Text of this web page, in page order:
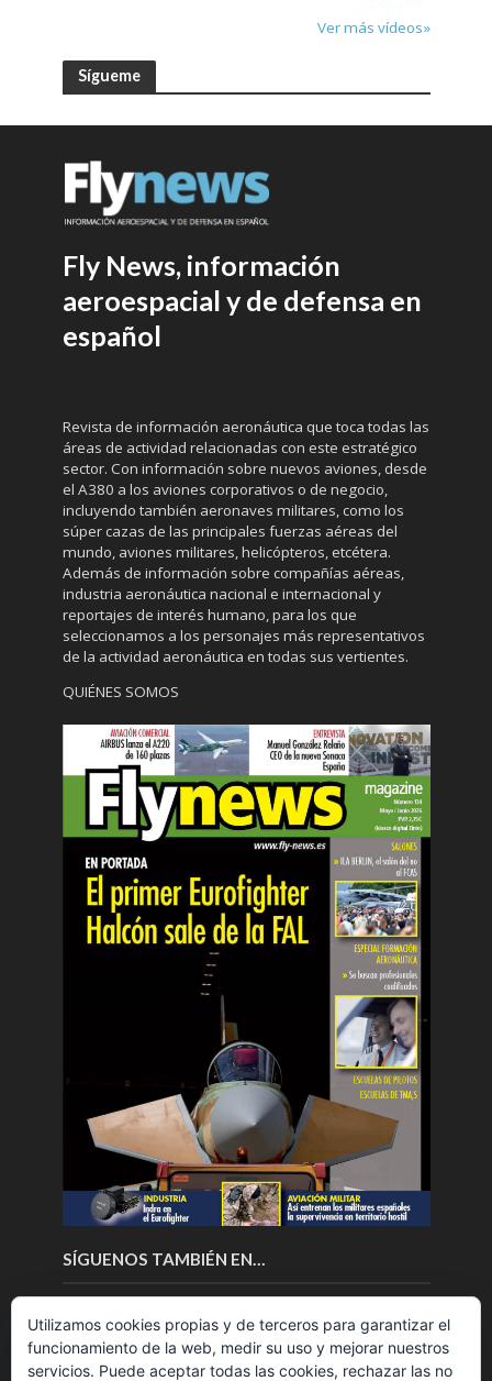
Ver más vídeos»
Sígueme
Fly News, información
aeroespacial y de defensa en
español
Revista de información aeronáutica que toca todas las
áreas de actividad relacionadas con este estratégico
sector. Con información sobre nuevos aviones, desde
el A380 a los aviones corporativos o de negocio,
incluyendo también aeronaves militares, como los
súper cazas de las principales fuerzas aéreas del
mundo, aviones militares, helicópteros, etcétera.
Además de información sobre compañías aéreas,
industria aeronáutica nacional e internacional y
reportajes de interés humano, para los que
seleccionamos a los personajes más representativos
de la actividad aeronáutica en todas sus vertientes.
QUIÉNES SOMOS
SÍGUENOS TAMBIÉN EN…
Utilizamos cookies propias y de terceros para garantizar el
funcionamiento de la web, medir su uso y mejorar nuestros
servicios. Puede aceptar todas las cookies, rechazar las no